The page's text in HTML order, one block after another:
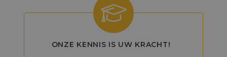
ONZE KENNIS IS UW KRACHT!